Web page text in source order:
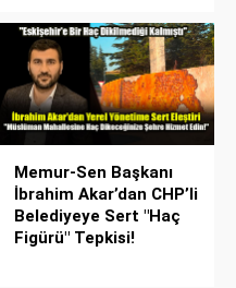
Memur-Sen Başkanı
İbrahim Akar’dan CHP’li
Belediyeye Sert "Haç
Figürü" Tepkisi!